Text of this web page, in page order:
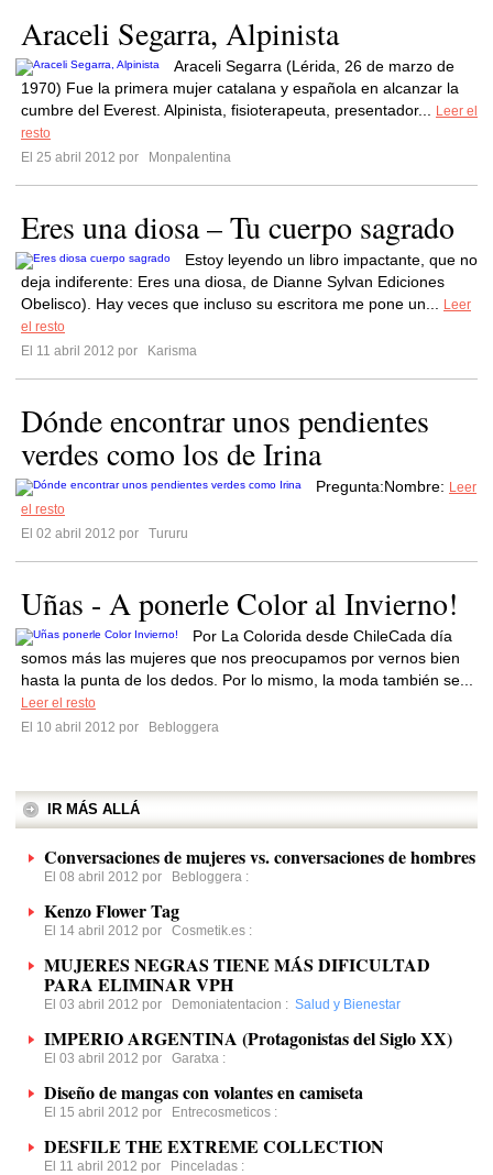
Araceli Segarra, Alpinista
Araceli Segarra (Lérida, 26 de marzo de
1970) Fue la primera mujer catalana y española en alcanzar la
cumbre del Everest. Alpinista, fisioterapeuta, presentador...
Leer el
resto
El 25 abril 2012 por
Monpalentina
Eres una diosa – Tu cuerpo sagrado
Estoy leyendo un libro impactante, que no
deja indiferente: Eres una diosa, de Dianne Sylvan Ediciones
Obelisco). Hay veces que incluso su escritora me pone un...
Leer
el resto
El 11 abril 2012 por
Karisma
Dónde encontrar unos pendientes
verdes como los de Irina
Pregunta:Nombre: Leer
el resto
El 02 abril 2012 por
Tururu
Uñas - A ponerle Color al Invierno!
Por La Colorida desde ChileCada día
somos más las mujeres que nos preocupamos por vernos bien
hasta la punta de los dedos. Por lo mismo, la moda también se...
Leer el resto
El 10 abril 2012 por
Bebloggera
IR MÁS ALLÁ
Conversaciones de mujeres vs. conversaciones de hombres
El 08 abril 2012 por Bebloggera :
Kenzo Flower Tag
El 14 abril 2012 por Cosmetik.es :
MUJERES NEGRAS TIENE MÁS DIFICULTAD
PARA ELIMINAR VPH
El 03 abril 2012 por Demoniatentacion : Salud y Bienestar
IMPERIO ARGENTINA (Protagonistas del Siglo XX)
El 03 abril 2012 por Garatxa :
Diseño de mangas con volantes en camiseta
El 15 abril 2012 por Entrecosmeticos :
DESFILE THE EXTREME COLLECTION
El 11 abril 2012 por Pinceladas :